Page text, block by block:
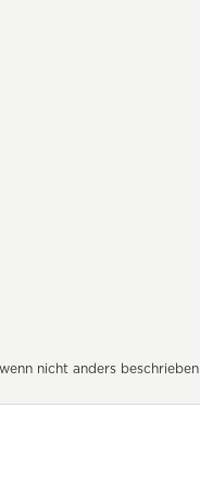
nicht anders beschrieben